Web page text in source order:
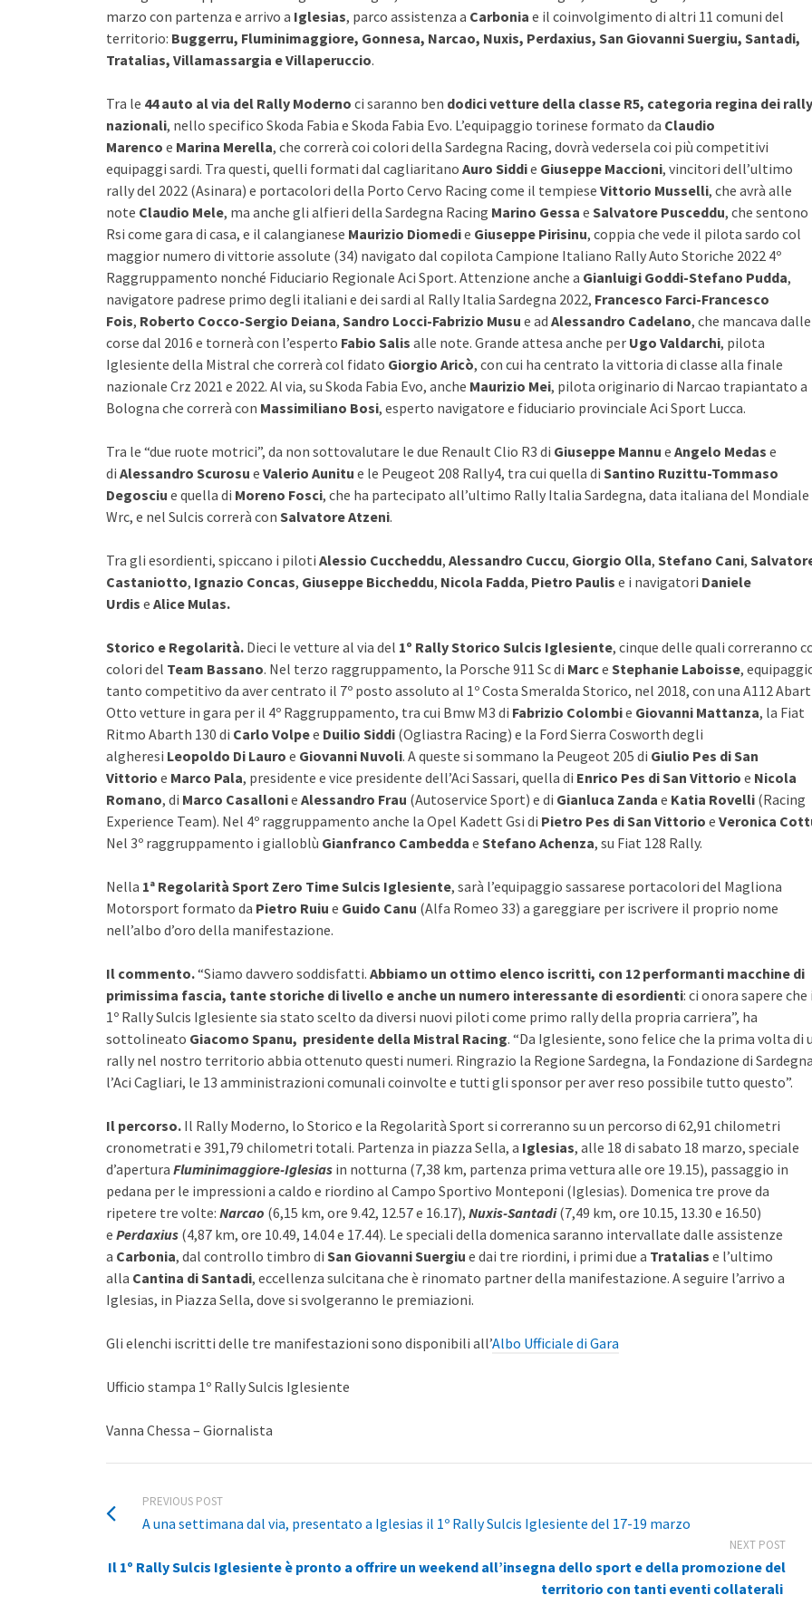
marzo con partenza e arrivo a Iglesias, parco assistenza a Carbonia e il coinvolgimento di altri 11 comuni del
territorio: Buggerru, Fluminimaggiore, Gonnesa, Narcao, Nuxis, Perdaxius, San Giovanni Suergiu, Santadi,
Tratalias, Villamassargia e Villaperuccio.
Tra le 44 auto al via del Rally Moderno ci saranno ben dodici vetture della classe R5, categoria regina dei rally
nazionali, nello specifico Skoda Fabia e Skoda Fabia Evo. L’equipaggio torinese formato da Claudio
Marenco e Marina Merella, che correrà coi colori della Sardegna Racing, dovrà vedersela coi più competitivi
equipaggi sardi. Tra questi, quelli formati dal cagliaritano Auro Siddie Giuseppe Maccioni, vincitori dell’ultimo
rally del 2022 (Asinara) e portacolori della Porto Cervo Racing come il tempiese Vittorio Musselli, che avrà alle
note Claudio Mele, ma anche gli alfieri della Sardegna Racing Marino Gessa e Salvatore Pusceddu, che sentono
Rsi come gara di casa, e il calangianese Maurizio Diomedie Giuseppe Pirisinu, coppia che vede il pilota sardo col
maggior numero di vittorie assolute (34) navigato dal copilota Campione Italiano Rally Auto Storiche 2022 4º
Raggruppamento nonché Fiduciario Regionale Aci Sport. Attenzione anche a Gianluigi Goddi-Stefano Pudda,
navigatore padrese primo degli italiani e dei sardi al Rally Italia Sardegna 2022, Francesco Farci-Francesco
Fois, Roberto Cocco-Sergio Deiana, Sandro Locci-Fabrizio Musu e ad Alessandro Cadelano, che mancava dalle
corse dal 2016 e tornerà con l’esperto Fabio Salis alle note. Grande attesa anche per Ugo Valdarchi, pilota
Iglesiente della Mistral che correrà col fidato Giorgio Aricò, con cui ha centrato la vittoria di classe alla finale
nazionale Crz 2021 e 2022. Al via, su Skoda Fabia Evo, anche Maurizio Mei, pilota originario di Narcao trapiantato a
Bologna che correrà con Massimiliano Bosi, esperto navigatore e fiduciario provinciale Aci Sport Lucca.
Tra le “due ruote motrici”, da non sottovalutare le due Renault Clio R3 di Giuseppe Mannu e Angelo Medas e
di Alessandro Scurosu e Valerio Aunitu e le Peugeot 208 Rally4, tra cui quella di Santino Ruzittu-Tommaso
Degosciu e quella di Moreno Fosci, che ha partecipato all’ultimo Rally Italia Sardegna, data italiana del Mondiale
Wrc, e nel Sulcis correrà con Salvatore Atzeni.
Tra gli esordienti, spiccano i piloti Alessio Cuccheddu, Alessandro Cuccu, Giorgio Olla, Stefano Cani,
Castaniotto, Ignazio Concas, Giuseppe Biccheddu, Nicola Fadda, Pietro Paulis e i navigatori Daniele
Urdis e Alice Mulas.
Storico e Regolarità. Dieci le vetture al via del 1º Rally Storico Sulcis Iglesiente, cinque delle quali correranno
colori del Team Bassano. Nel terzo raggruppamento, la Porsche 911 Sc di Marce Stephanie Laboisse,
tanto competitivo da aver centrato il 7º posto assoluto al 1º Costa Smeralda Storico, nel 2018, con una A112
Otto vetture in gara per il 4º Raggruppamento, tra cui Bmw M3 di Fabrizio Colombie Giovanni Mattanza, la Fiat
Ritmo Abarth 130 di Carlo Volpee Duilio Siddi (Ogliastra Racing) e la Ford Sierra Cosworth degli
algheresi Leopoldo Di Lauro e Giovanni Nuvoli. A queste si sommano la Peugeot 205 di Giulio Pes di San
Vittorio e Marco Pala, presidente e vice presidente dell’Aci Sassari, quella di Enrico Pes di San Vittorio e Nicola
Romano, di Marco Casallonie Alessandro Frau (Autoservice Sport) e di Gianluca Zanda e Katia Rovelli (Racing
Experience Team). Nel 4º raggruppamento anche la Opel Kadett Gsi di Pietro Pes di San Vittorio e Veronica
Nel 3º raggruppamento i gialloblù Gianfranco Cambedda e Stefano Achenza, su Fiat 128 Rally.
Nella 1ª Regolarità Sport Zero Time Sulcis Iglesiente, sarà l’equipaggio sassarese portacolori del Magliona
Motorsport formato da Pietro Ruiu e Guido Canu (Alfa Romeo 33) a gareggiare per iscrivere il proprio nome
nell’albo d’oro della manifestazione.
Il commento.“Siamo davvero soddisfatti. Abbiamo un ottimo elenco iscritti, con 12 performanti macchine di
primissima fascia, tante storiche di livello e anche un numero interessante di esordienti: ci onora sapere che
1º Rally Sulcis Iglesiente sia stato scelto da diversi nuovi piloti come primo rally della propria carriera”, ha
sottolineato Giacomo Spanu, presidente della Mistral Racing. “Da Iglesiente, sono felice che la prima volta di
rally nel nostro territorio abbia ottenuto questi numeri. Ringrazio la Regione Sardegna, la Fondazione di
l’Aci Cagliari, le 13 amministrazioni comunali coinvolte e tutti gli sponsor per aver reso possibile tutto questo”.
Il percorso. Il Rally Moderno, lo Storico e la Regolarità Sport si correranno su un percorso di 62,91 chilometri
cronometrati e 391,79 chilometri totali. Partenza in piazza Sella, a Iglesias, alle 18 di sabato 18 marzo, speciale
d’apertura Fluminimaggiore-Iglesias in notturna (7,38 km, partenza prima vettura alle ore 19.15), passaggio in
pedana per le impressioni a caldo e riordino al Campo Sportivo Monteponi (Iglesias). Domenica tre prove da
ripetere tre volte: Narcao (6,15 km, ore 9.42, 12.57 e 16.17), Nuxis-Santadi(7,49 km, ore 10.15, 13.30 e 16.50)
e Perdaxius (4,87 km, ore 10.49, 14.04 e 17.44). Le speciali della domenica saranno intervallate dalle assistenze
a Carbonia, dal controllo timbro di San Giovanni Suergiu e dai tre riordini, i primi due a Tratalias e l’ultimo
alla Cantina di Santadi, eccellenza sulcitana che è rinomato partner della manifestazione. A seguire l’arrivo a
Iglesias, in Piazza Sella, dove si svolgeranno le premiazioni.
Gli elenchi iscritti delle tre manifestazioni sono disponibili all’Albo Ufficiale di Gara
Ufficio stampa 1º Rally Sulcis Iglesiente
Vanna Chessa – Giornalista
PREVIOUS POST
A una settimana dal via, presentato a Iglesias il 1º Rally Sulcis Iglesiente del 17-19 marzo
NEXT POST
Il 1º Rally Sulcis Iglesiente è pronto a offrire un weekend all’insegna dello sport e della promozione del
territorio con tanti eventi collaterali